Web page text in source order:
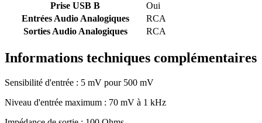
Prise USB B
Oui
Entrées Audio Analogiques
RCA
Sorties Audio Analogiques
RCA
Informations techniques complémentaires
Sensibilité d'entrée : 5 mV pour 500 mV
Niveau d'entrée maximum : 70 mV à 1 kHz